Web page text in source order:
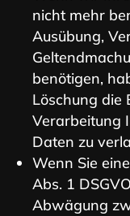
nicht mehr
Ausübung,
benötigen,
Löschung die
Verarbeitung
Daten zu
Wenn Sie
Abs. 1
Abwägung